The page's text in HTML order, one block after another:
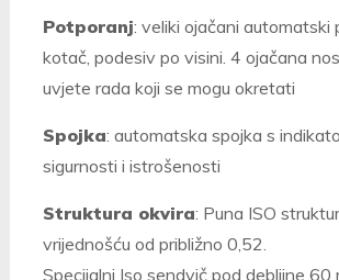
Potporanj: veliki ojačani automatski
kotač, podesiv po visini. 4 ojačana
uvjete rada koji se mogu okretati
Spojka: automatska spojka s
sigurnosti i istrošenosti
Struktura okvira: Puna ISO
vrijednošću od približno 0,52.
Specijalni Iso sendvič pod debljine 60